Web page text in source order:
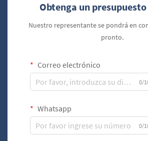
Obtenga un
Nuestro representante se pondrá en
pronto.
Correo electrónico
0/
Whatsapp
0/